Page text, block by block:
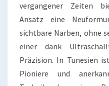
vergangener Zeiten
Ansatz eine
sichtbare Narben, ohne
einer dank
Präzision. In Tunesien
Pioniere und